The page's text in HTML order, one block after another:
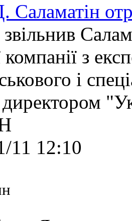
Саламатін
з
і
директором
11 12:10